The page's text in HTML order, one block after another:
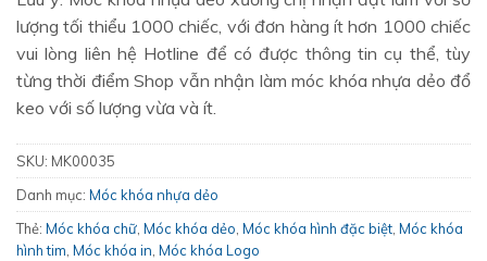
5.000 ₫.
lượng tối thiểu 1000 chiếc, với đơn hàng ít hơn 1000 chiếc
vui lòng liên hệ Hotline để có được thông tin cụ thể, tùy
từng thời điểm Shop vẫn nhận làm móc khóa nhựa dẻo đổ
keo với số lượng vừa và ít.
SKU: MK00035
Danh mục: Móc khóa nhựa dẻo
Thẻ: Móc khóa chữ, Móc khóa dẻo, Móc khóa hình đặc biệt, Móc khóa
hình tim, Móc khóa in, Móc khóa Logo